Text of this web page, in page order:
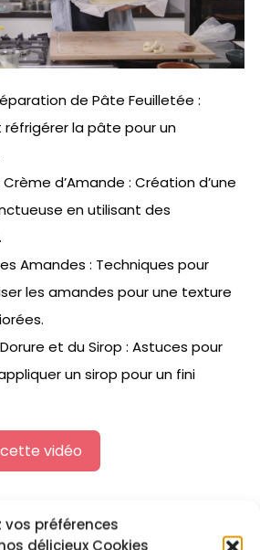
vos préférences
délicieux Cookies
de Pâte Feuilletée :
la pâte pour un
d’Amande : Création d’une
en utilisant des
Amandes : Techniques pour
les amandes pour une texture
et du Sirop : Astuces pour
un sirop pour un fini
vidéo